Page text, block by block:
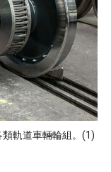
軌道車輛輪組。(1)